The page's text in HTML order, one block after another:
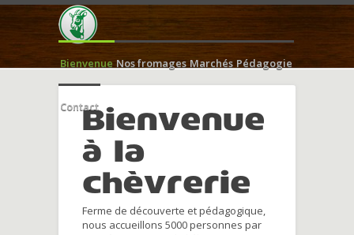
Bienvenue Nos fromages Marchés Pédagogie
ContactBienvenue
à la
chèvrerie
Ferme de découverte et pédagogique,
nous accueillons 5000 personnes par